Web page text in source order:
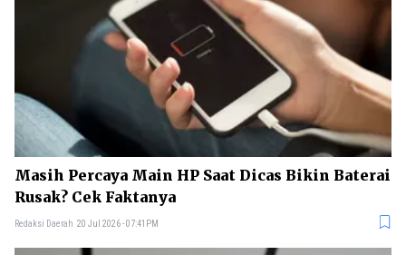
Masih Percaya Main HP Saat Dicas Bikin Baterai
Rusak? Cek Faktanya
Redaksi Daerah 20 Jul 2026 - 07:41PM